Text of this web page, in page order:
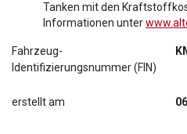
Tanken mit den
Informationen unter
Fahrzeug-
Identifizierungsnummer (FIN)
erstellt am